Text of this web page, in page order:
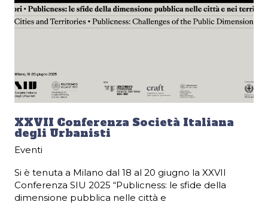
XXVII Conferenza Società Italiana
degli Urbanisti
Eventi
Si è tenuta a Milano dal 18 al 20 giugno la XXVII
Conferenza SIU 2025 “Publicness: le sfide della
dimensione pubblica nelle città e